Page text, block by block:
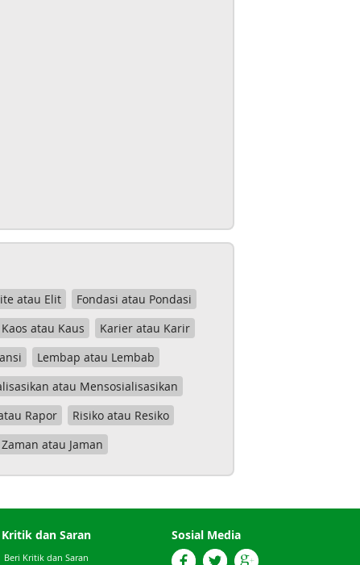
atau Elit
Fondasi atau Pondasi
Kaos atau Kaus
Karier atau Karir
Lembap atau Lembab
atau Mensosialisasikan
Rapor
Risiko atau Resiko
Zaman atau Jaman
Kritik dan Saran
Beri Kritik dan Saran
Sosial Media